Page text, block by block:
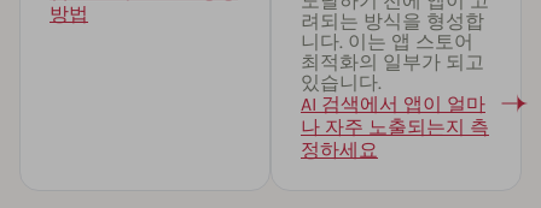
방법
려되는 방식을 형성합
니다. 이는 앱 스토어
최적화의 일부가 되고
있습니다.
AI 검색에서 앱이 얼마
나 자주 노출되는지 측
정하세요